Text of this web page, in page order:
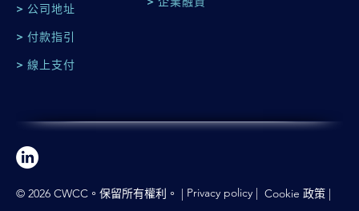
> 公司地址
> 付款指引
> 線上支付
© 2026 CWCC。保留所有權利。 | Privacy policy | Cookie 政策 |